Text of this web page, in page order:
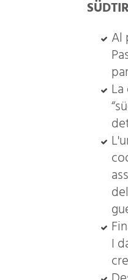
Al
I